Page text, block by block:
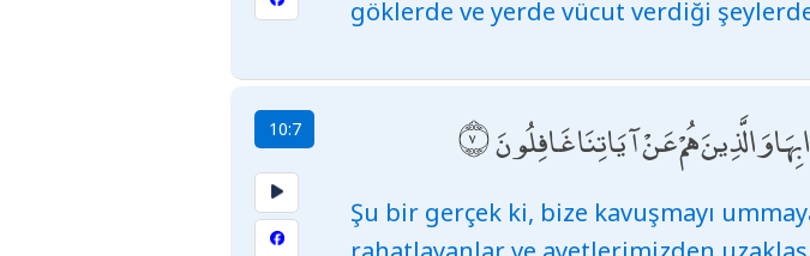
göklerde ve yerde vücut verdiği
10:7 وَالَّذِينَ هُمْ عَنْ آيَاتِنَا غَافِلُونَ
Şu bir gerçek ki, bize kavuşmayı